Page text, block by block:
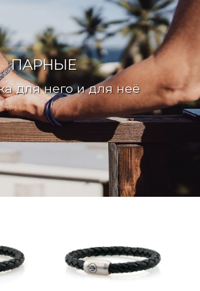
ПАРНЫЕ
для него и для неё